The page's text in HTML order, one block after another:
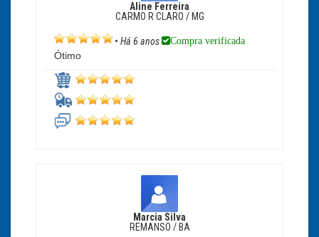
Aline Ferreira
CARMO R CLARO / MG
• Há 6 anos Compra verificada
Ótimo
Marcia Silva
REMANSO / BA